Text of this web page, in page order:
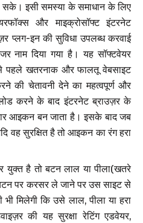
इसी समस्या के समाधान के लिए
और माइक्रोसॉफ्ट इंटरनेट
प्लग-इन की सुविधा उपलब्ध करवाई
नाम दिया गया है। यह सॉफ्टवेयर
पहले खतरनाक और फालतू वेबसाइट
की चेतावनी देने का महत्वपूर्ण और
करने के बाद इंटरनेट ब्राउज़र के
आइकन बन जाता है। इसके बाद जब
वह सुरक्षित है तो आइकन का रंग हरा
युक्त है तो बटन लाल या पीला(खतरे
पर करसर ले जाने पर उस साइट से
मिलेगी कि उसे लाल, पीला या हरा
की यह सुरक्षा रेटिंग एडवेयर,